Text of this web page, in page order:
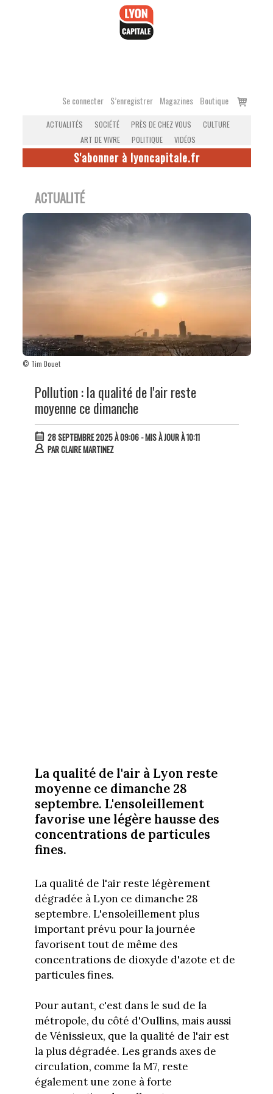
Se connecter S’enregistrer Magazines Boutique
Voir
ACTUALITÉS SOCIÉTÉ PRÈS DE CHEZ VOUS
CULTURE
ART DE VIVRE
POLITIQUE VIDÉOS
S'abonner à lyoncapitale.fr
ACTUALITÉ
© Tim Douet
Pollution : la qualité de l'air reste
moyenne ce dimanche
28 SEPTEMBRE 2025 À 09:06- MIS À JOUR À 10:11
PARCLAIRE MARTINEZ
La qualité de l'air à Lyon reste
moyenne ce dimanche 28
septembre. L'ensoleillement
favorise une légère hausse des
concentrations de particules
fines.
La qualité de l'air reste légèrement
dégradée à Lyon ce dimanche 28
septembre. L'ensoleillement plus
important prévu pour la journée
favorisent tout de même des
concentrations de dioxyde d'azote et de
particules fines.
Pour autant, c'est dans le sud de la
métropole, du côté d'Oullins, mais aussi
de Vénissieux, que la qualité de l'air est
la plus dégradée. Les grands axes de
circulation, comme la M7, reste
également une zone à forte